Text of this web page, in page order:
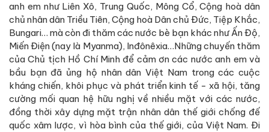
anh em như Liên Xô, Trung Quốc, Mông Cổ, Cộng hoà dân
chủ nhân dân Triều Tiên, Cộng hoà Dân chủ Đức, Tiệp Khắc,
Bungari… mà còn đi thăm các nước bè bạn khác như Ấn Độ,
Miến Điện (nay là Myanma), Inđônêxia…Những chuyến thăm
của Chủ tịch Hồ Chí Minh để cảm ơn các nước anh em và
bầu bạn đã ủng hộ nhân dân Việt Nam trong các cuộc
kháng chiến, khôi phục và phát triển kinh tế - xã hội, tăng
cường mối quan hệ hữu nghị về nhiều mặt với các nước,
đồng thời xây dựng mặt trận nhân dân thế giới chống đế
quốc xâm lược, vì hòa bình của thế giới, của Việt Nam. Đi